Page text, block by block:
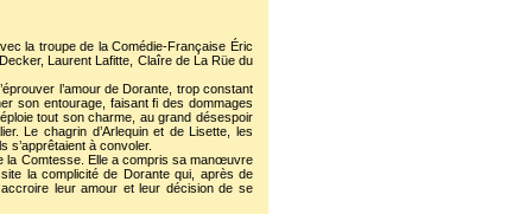
la troupe de la Comédie-Française Éric
Laurent Lafitte, Claîre de La Rüe du
l’amour de Dorante, trop constant
son entourage, faisant fi des dommages
tout son charme, au grand désespoir
Le chagrin d’Arlequin et de Lisette, les
s’apprêtaient à convoler.
la Comtesse. Elle a compris sa manœuvre
la complicité de Dorante qui, après de
leur amour et leur décision de se